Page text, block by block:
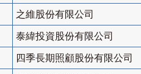
之維股份有限公司
泰緯投資股份有限公司
四季長期照顧股份有限公司